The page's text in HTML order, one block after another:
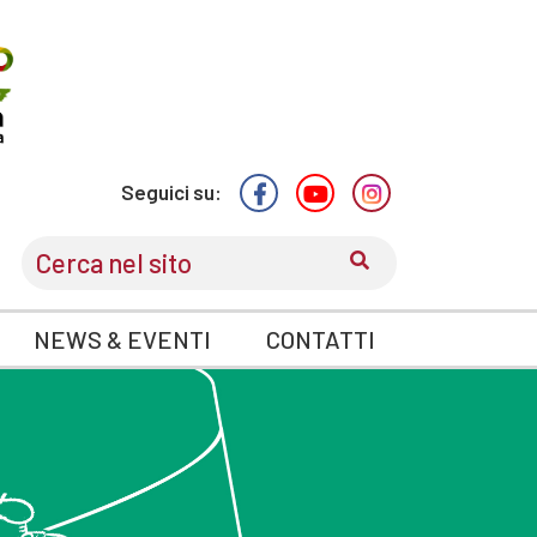
Seguici su:
CERCA
NEWS & EVENTI CONTATTI